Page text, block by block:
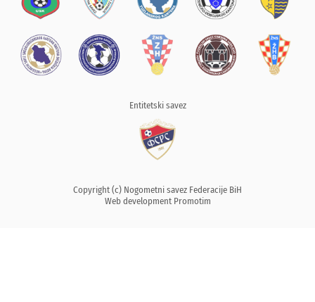
Entitetski savez
Copyright (c) Nogometni savez Federacije BiH
Web development Promotim